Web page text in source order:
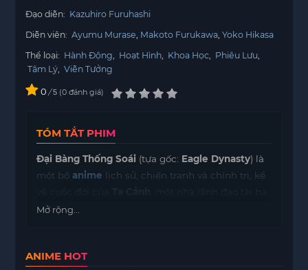
Đạo diễn: Kazuhiro Furuhashi
Diễn viên: Ayumu Murase Makoto Furukawa Yoko Hikasa
Thể loại: Hành Động, Hoạt Hình, Khoa Học, Phiêu Lưu,
Tâm Lý, Viễn Tưởng
0 / 5 0 đánh giá
TÓM TẮT PHIM
Đại Bàng Thống Soái (tựa gốc: Eagle Dynasty) là
một bộanime lịch sử, chiến tranh và chính trị, kể
nhưng đầy bí ẩn, người chiến đấu không chỉ với
thế giới đầy hỗn loạn và chiến tranh,
Mở rộng...
ANIME HOT